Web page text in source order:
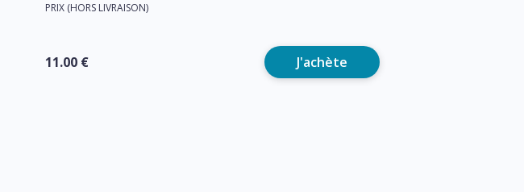
PRIX (HORS LIVRAISON)
11.00 € J'achète